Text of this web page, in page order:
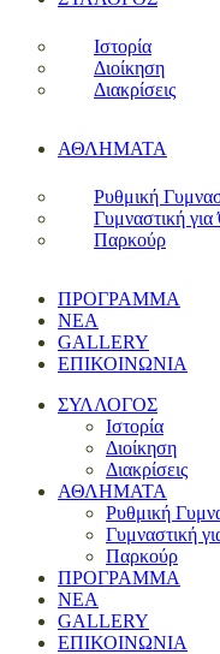
Ιστορία
Διοίκηση
Διακρίσεις
ΑΘΛΗΜΑΤΑ
Ρυθμική
Γυμναστική
Παρκούρ
ΠΡΟΓΡΑΜΜΑ
ΝΕΑ
GALLERY
ΕΠΙΚΟΙΝΩΝΙΑ
ΣΥΛΛΟΓΟΣ
Ιστορία
Διοίκηση
Διακρίσεις
ΑΘΛΗΜΑΤΑ
Ρυθμική
Γυμναστική
Παρκούρ
ΠΡΟΓΡΑΜΜΑ
ΝΕΑ
GALLERY
ΕΠΙΚΟΙΝΩΝΙΑ